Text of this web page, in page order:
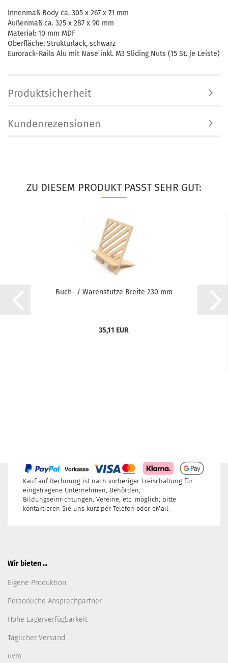
Innenmaß Body ca. 305 x 267 x 71 mm
Außenmaß ca. 325 x 287 x 90 mm
Material: 10 mm MDF
Oberfläche: Strukturlack, schwarz
Eurorack-Rails Alu mit Nase inkl. M3 Sliding Nuts (15 St. je Leiste)
Produktsicherheit
Kundenrezensionen
ZU DIESEM PRODUKT PASST SEHR GUT:
Buch- / Warenstütze Breite 230 mm
35,11 EUR
Kauf auf Rechnung ist nach vorheriger Freischaltung für
eingetragene Unternehmen, Behörden,
Bildungseinrichtungen, Vereine, etc. möglich; bitte
kontaktieren Sie uns kurz per Telefon oder eMail.
Wir bieten ...
Eigene Produktion
Persönliche Ansprechpartner
Hohe Lagerverfügbarkeit
Täglicher Versand
uvm.